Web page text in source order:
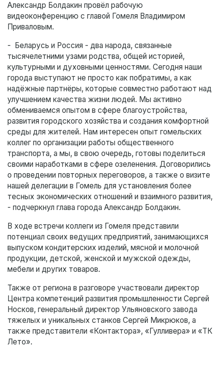
Александр Болдакин провёл рабочую
видеоконференцию с главой Гомеля Владимиром
Приваловым.
- Беларусь и Россия - два народа, связанные
тысячелетними узами родства, общей историей,
культурными и духовными ценностями. Сегодня наши
города выступают не просто как побратимы, а как
надёжные партнёры, которые совместно работают над
улучшением качества жизни людей. Мы активно
обмениваемся опытом в сфере благоустройства,
развития городского хозяйства и создания комфортной
среды для жителей. Нам интересен опыт гомельских
коллег по организации работы общественного
транспорта, а мы, в свою очередь, готовы поделиться
своими наработками в сфере озеленения. Договорились
о проведении повторных переговоров, а также о визите
нашей делегации в Гомель для установления более
тесных экономических отношений и взаимного развития,
- подчеркнул глава города Александр Болдакин.
В ходе встречи коллеги из Гомеля представили
потенциал своих ведущих предприятий, занимающихся
выпуском кондитерских изделий, мясной и молочной
продукции, детской, женской и мужской одежды,
мебели и других товаров.
Также от региона в разговоре участвовали директор
Центра компетенций развития промышленности Сергей
Носков, генеральный директор Ульяновского завода
тяжелых и уникальных станков Сергей Микрюков, а
также представители «Контактора», «Гулливера» и «ТК
Лето».